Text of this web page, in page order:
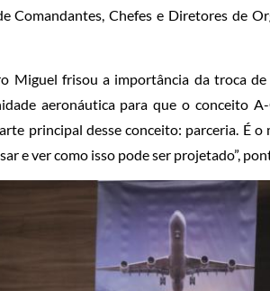
Comandantes, Chefes e Diretores de
Miguel frisou a importância da troca de
aeronáutica para que o conceito
principal desse conceito: parceria. É
e ver como isso pode ser projetado”,